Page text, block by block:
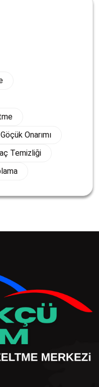
Göçük Onarımı
Temizliği